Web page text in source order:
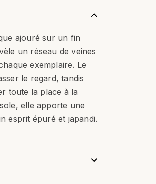
ajouré sur un fin
un réseau de veines
exemplaire. Le
le regard, tandis
toute la place à la
elle apporte une
esprit épuré et japandi.